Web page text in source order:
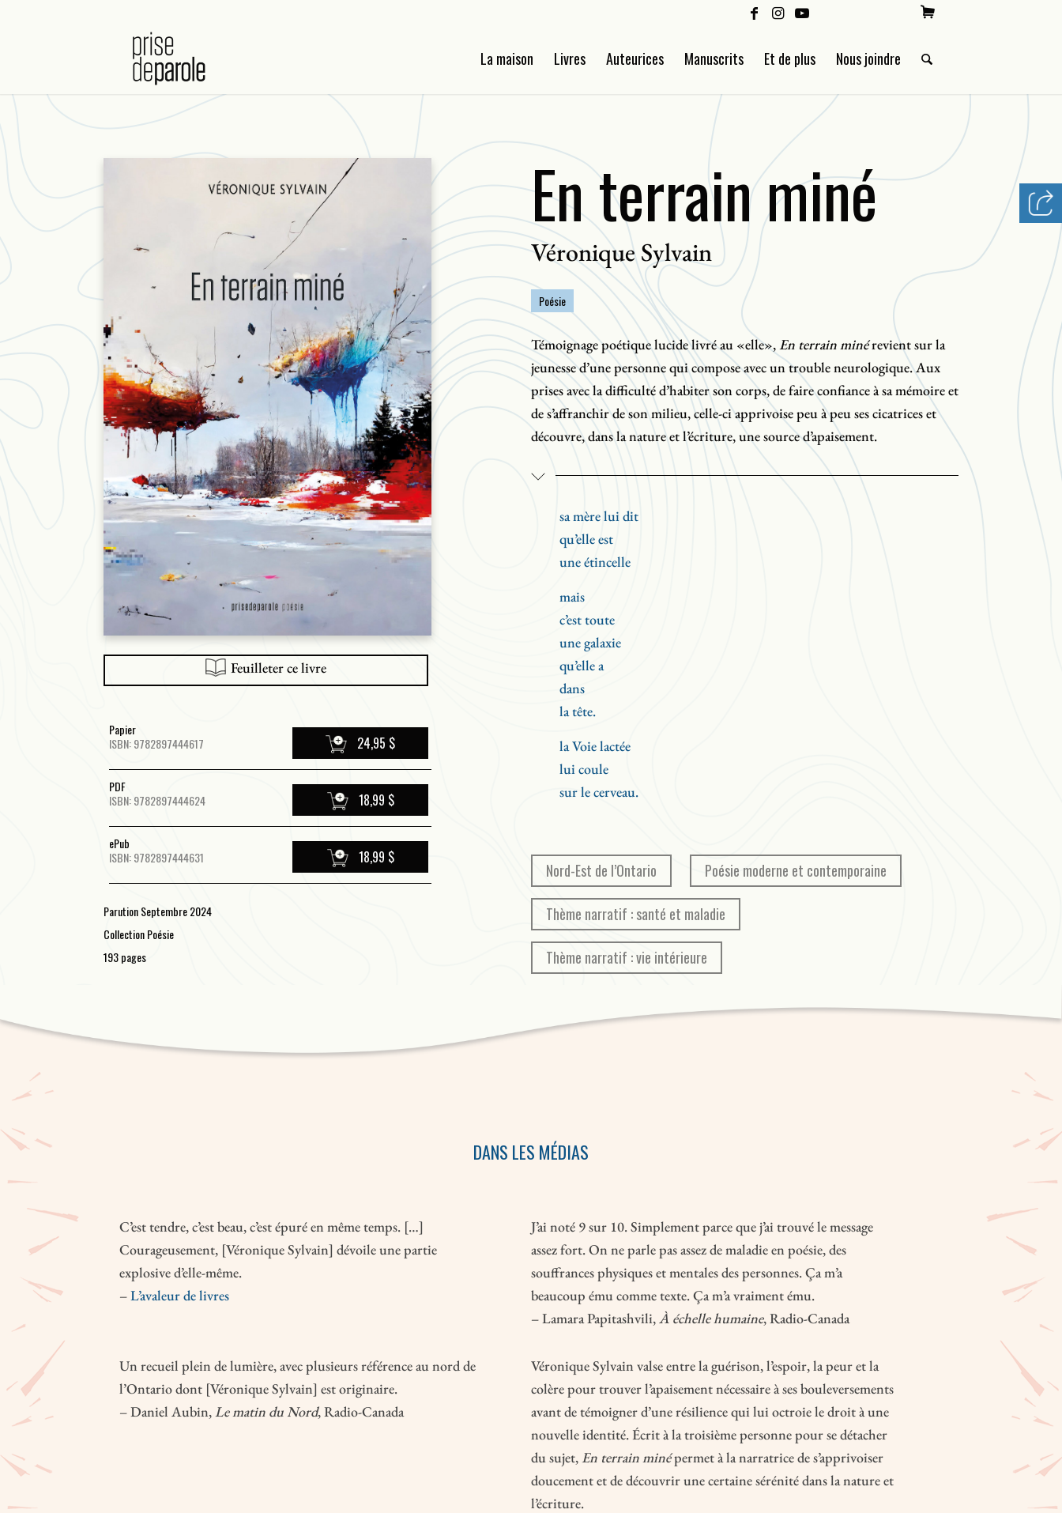
La maison Livres Auteurices Manuscrits Et de plus Nous joindre
Feuilleter ce livre
Papier
ISBN: 9782897444617
24,95 $
PDF
ISBN: 9782897444624
18,99 $
ePub
ISBN: 9782897444631
18,99 $
Parution Septembre 2024
Collection Poésie
193 pages
En terrain miné
Véronique Sylvain
Poésie
Témoignage poétique lucide livré au «elle»,En terrain minérevient sur la
jeunesse d’une personne qui compose avec un trouble neurologique. Aux
prises avec la difficulté d’habiter son corps, de faire confiance à sa mémoire et
de s’affranchir de son milieu, celle-ci apprivoise peu à peu ses cicatrices et
découvre, dans la nature et l’écriture, une source d’apaisement.
sa mère lui dit
qu’elle est
une étincelle
mais
c’est toute
une galaxie
qu’elle a
dans
la tête.
la Voie lactée
lui coule
sur le cerveau.
Nord-Est de l’Ontario Poésie moderne et contemporaine
Thème narratif : santé et maladie
Thème narratif : vie intérieure
DANS LES MÉDIAS
C’est tendre, c’est beau, c’est épuré en même temps. […]
Courageusement, [Véronique Sylvain] dévoile une partie
explosive d’elle-même.
–L’avaleur de livres
J’ai noté 9 sur 10. Simplement parce que j’ai trouvé le message
assez fort. On ne parle pas assez de maladie en poésie, des
souffrances physiques et mentales des personnes. Ça m’a
beaucoup ému comme texte. Ça m’a vraiment ému.
– Lamara Papitashvili,À échelle humaine, Radio-Canada
Un recueil plein de lumière, avec plusieurs référence au nord de
l’Ontario dont [Véronique Sylvain] est originaire.
– Daniel Aubin,Le matin du Nord, Radio-Canada
Véronique Sylvain valse entre la guérison, l’espoir, la peur et la
colère pour trouver l’apaisement nécessaire à ses bouleversements
avant de témoigner d’une résilience qui lui octroie le droit à une
nouvelle identité. Écrit à la troisième personne pour se détacher
du sujet, En terrain minépermet à la narratrice de s’apprivoiser
doucement et de découvrir une certaine sérénité dans la nature et
l’écriture.